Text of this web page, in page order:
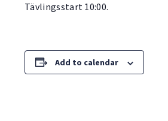
Tävlingsstart 10:00.
Add to calendar